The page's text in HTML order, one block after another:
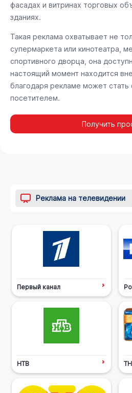
фасадах и витринах торговых
зданиях.
Такая реклама охватывает не
супермаркета или кинотеатра,
спортивного дворца, она
настоящий момент находится
благодаря рекламе может стать
посетителем.
Получить
Реклама на телевидении
Первый канал
НТВ